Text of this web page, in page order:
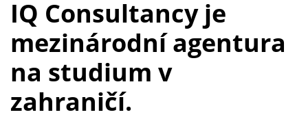
IQ Consultancy je
mezinárodní agentura
na studium v
zahraničí.